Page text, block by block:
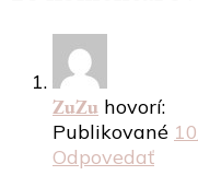
ZuZu hovorí:
Publikované
Odpovedať